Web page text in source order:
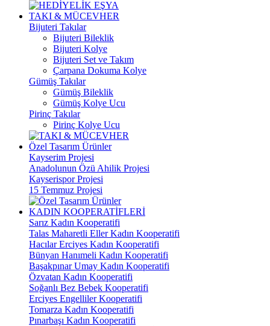
TAKI & MÜCEVHER
Bijuteri Takılar
Bijuteri Bileklik
Bijuteri Kolye
Bijuteri Set ve Takım
Çarpana Dokuma Kolye
Gümüş Takılar
Gümüş Bileklik
Gümüş Kolye Ucu
Pirinç Takılar
Pirinç Kolye Ucu
Özel Tasarım Ürünler
Kayserim Projesi
Anadolunun Özü Ahilik Projesi
Kayserispor Projesi
15 Temmuz Projesi
KADIN KOOPERATİFLERİ
Sarız Kadın Kooperatifi
Talas Maharetli Eller Kadın Kooperatifi
Hacılar Erciyes Kadın Kooperatifi
Bünyan Hanımeli Kadın Kooperatifi
Başakpınar Umay Kadın Kooperatifi
Özvatan Kadın Kooperatifi
Soğanlı Bez Bebek Kooperatifi
Erciyes Engelliler Kooperatifi
Tomarza Kadın Kooperatifi
Pınarbaşı Kadın Kooperatifi